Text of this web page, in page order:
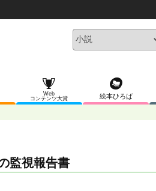
Web
コンテンツ大賞
絵本ひろば
監視報告書